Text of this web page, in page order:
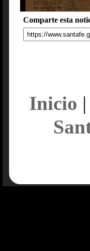
Comparte esta
Inicio |